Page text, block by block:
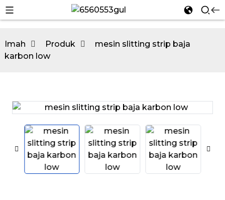
Imah Produk
mesin slitting strip baja
karbon low